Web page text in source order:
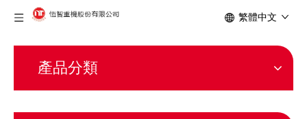
繁體中文
產品分類